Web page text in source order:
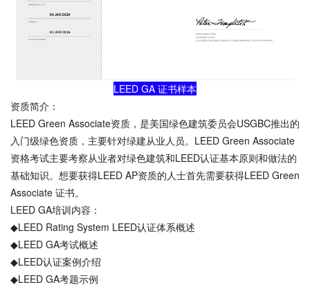
LEED GA 证书样本
资质简介：
LEED Green Associate资质，是美国绿色建筑委员会USGBC推出的
入门级绿色资质，主要针对绿建从业人员。LEED Green Associate
资格考试主要考察从业者对绿色建筑和LEED认证基本原则和做法的
基础知识。想要获得LEED AP资质的人士首先需要获得LEED Green
Associate 证书。
LEED GA培训内容：
◆LEED Rating System LEED认证体系概述
◆LEED GA考试概述
◆LEED认证案例介绍
◆LEED GA考题示例